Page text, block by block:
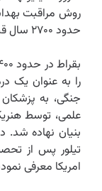
روش مراقبت
حدود ۲۷۰۰ سال قبل از میلاد برمی گردد.
را به عنوان یک
جنگی، به
بنیان نهاده شد.
امریکا معرفی